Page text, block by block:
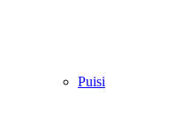
Puisi